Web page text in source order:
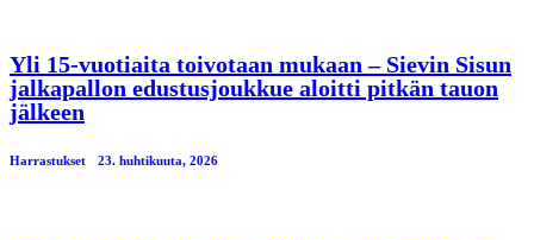
Yli 15-vuotiaita toivotaan mukaan – Sievin Sisun
jalkapallon edustusjoukkue aloitti pitkän tauon
jälkeen
Harrastukset 23. huhtikuuta, 2026